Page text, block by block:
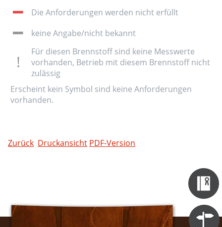
Themen
Portale
Die Anforderungen werden nicht erfüllt
keine Angabe/nicht bekannt
Für diesen Brennstoff sind keine Messwerte
vorhanden, Betrieb mit diesem Brennstoff nicht
zulässig
Erscheint kein Symbol sind keine Anforderungen
vorhanden.
Zurück Druckansicht PDF-Version